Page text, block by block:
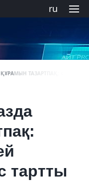
ru
ТАЗАРТПАҚ: ФЛИК
тартты